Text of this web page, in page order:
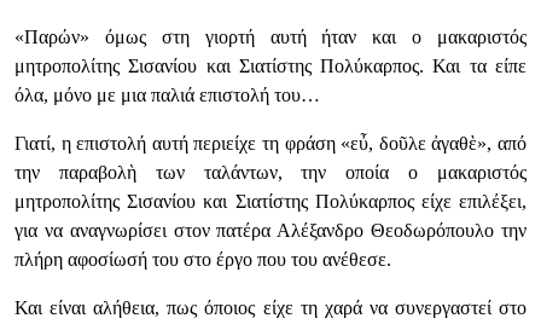
«Παρών» όμως στη γιορτή αυτή ήταν και ο μακαριστός
μητροπολίτης Σισανίου και Σιατίστης Πολύκαρπος. Και τα είπε
όλα, μόνο με μια παλιά επιστολή του…
Γιατί, η επιστολή αυτή περιείχε τη φράση «εὖ, δοῦλε ἀγαθὲ»,από
την παραβολὴ των ταλάντων, την οποία ο μακαριστός
μητροπολίτης Σισανίου και Σιατίστης Πολύκαρπος είχε επιλέξει,
για να αναγνωρίσει στονπατέρα Αλέξανδρο Θεοδωρόπουλο την
πλήρη αφοσίωσή του στο έργο που του ανέθεσε.
Και είναι αλήθεια, πως όποιος είχε τη χαρά να συνεργαστεί στο